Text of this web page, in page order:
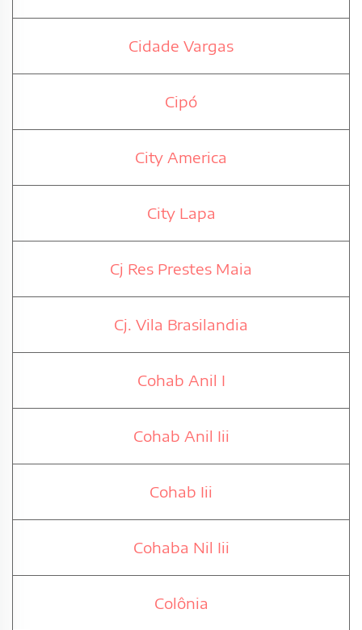
Cidade Vargas
Cipó
City America
City Lapa
Cj Res Prestes Maia
Cj. Vila Brasilandia
Cohab Anil I
Cohab Anil Iii
Cohab Iii
Cohaba Nil Iii
Colônia